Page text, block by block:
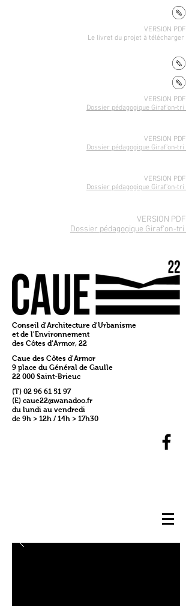
VERSION PDF
Le livret du projet à télécharger
VERSION PDF
Dossier pédagogique Giraf'on-tri
VERSION PDF
Dossier pédagogique Giraf'on-tri
VERSION PDF
Dossier pédagogique Giraf'on-tri
VERSION PDF
Dossier pédagogique Giraf'on-tri
Conseil d'Architecture d'Urbanisme
et de l'Environnement
des Côtes d'Armor, 22
Caue des Côtes d'Armor
9 place du Général de Gaulle
22 000 Saint-Brieuc
(T) 02 96 61 51 97
(E) caue22@wanadoo.fr
du lundi au vendredi
de 9h > 12h / 14h > 17h30